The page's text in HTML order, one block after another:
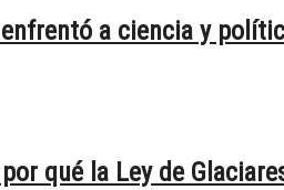
a ciencia y
qué la Ley de